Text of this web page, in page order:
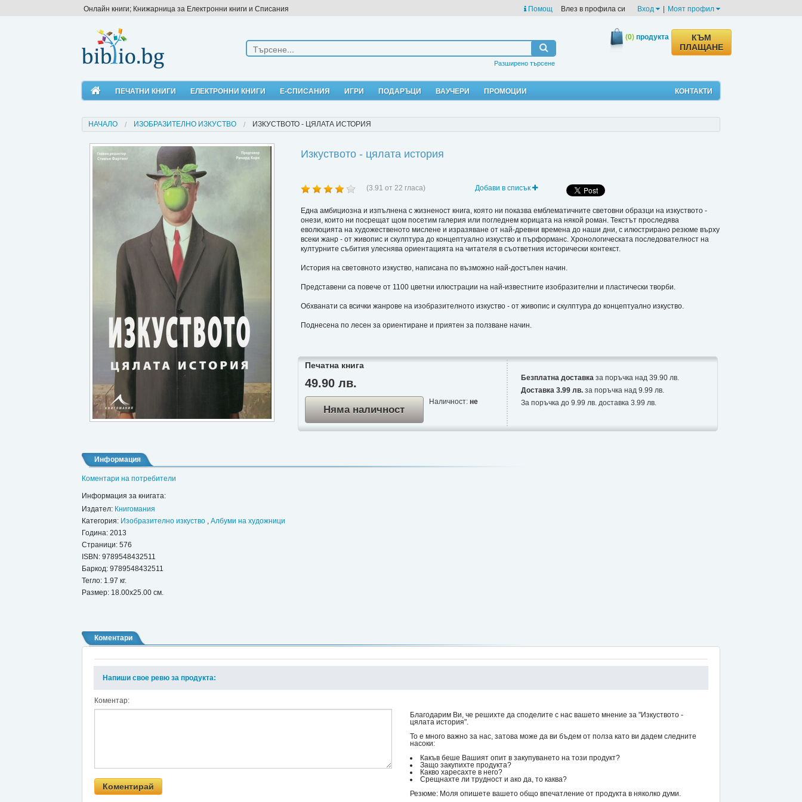
Онлайн книги; Книжарница за Електронни книги и Списания Помощ Влез в профила си Вход | Моят профил
Разширено търсене
(0)продукта
КЪМ
ПЛАЩАНЕ
ПЕЧАТНИ КНИГИ ЕЛЕКТРОННИ КНИГИ Е-СПИСАНИЯ ИГРИ ПОДАРЪЦИ ВАУЧЕРИ ПРОМОЦИИ КОНТАКТИ
НАЧАЛО ИЗОБРАЗИТЕЛНО ИЗКУСТВО ИЗКУСТВОТО - ЦЯЛАТА ИСТОРИЯ
Изкуството - цялата история
(3.91 от 22 гласа) Добави в списък
Една амбициозна и изпълнена с жизненост книга, която ни показва емблематичните световни образци на изкуството -
онези, които ни посрещат щом посетим галерия или погледнем корицата на някой роман. Текстът проследява
еволюцията на художественото мислене и изразяване от най-древни времена до наши дни, с илюстрирано резюме върху
всеки жанр - от живопис и скулптура до концептуално изкуство и пърформанс. Хронологическата последователност на
културните събития улеснява ориентацията на читателя в съответния исторически контекст.
История на световното изкуство, написана по възможно най-достъпен начин.
Представени са повече от 1100 цветни илюстрации на най-известните изобразителни и пластически творби.
Обхванати са всички жанрове на изобразителното изкуство - от живопис и скулптура до концептуално изкуство.
Поднесена по лесен за ориентиране и приятен за ползване начин.
Печатна книга
49.90 лв.
Няма наличност
Наличност: не
Безплатна доставка за поръчка над 39.90 лв.
Доставка 3.99 лв. за поръчка над 9.99 лв.
За поръчка до 9.99 лв. доставка 3.99 лв.
Информация
Коментари на потребители
Информация за книгата:
Издател: Книгомания
Категория: Изобразително изкуство , Албуми на художници
Година: 2013
Страници: 576
ISBN: 9789548432511
Баркод: 9789548432511
Тегло: 1.97 кг.
Размер: 18.00x25.00 см.
Коментари
Напиши свое ревю за продукта:
Коментар:
Благодарим Ви, че решихте да споделите с нас вашето мнение за "Изкуството -
цялата история".
То е много важно за нас, затова може да ви бъдем от полза като ви дадем следните
насоки:
Какъв беше Вашият опит в закупуването на този продукт?
Защо закупихте продукта?
Какво харесахте в него?
Срещнахте ли трудност и ако да, то каква?
Резюме: Моля опишете вашето общо впечатление от продукта в няколко думи.